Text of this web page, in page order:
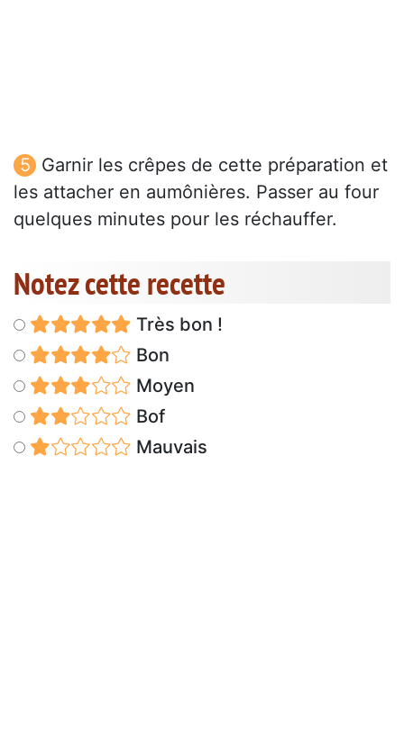
Garnir les crêpes de cette préparation et
les attacher en aumônières. Passer au four
quelques minutes pour les réchauffer.
Notez cette recette
Très bon !
Bon
Moyen
Bof
Mauvais